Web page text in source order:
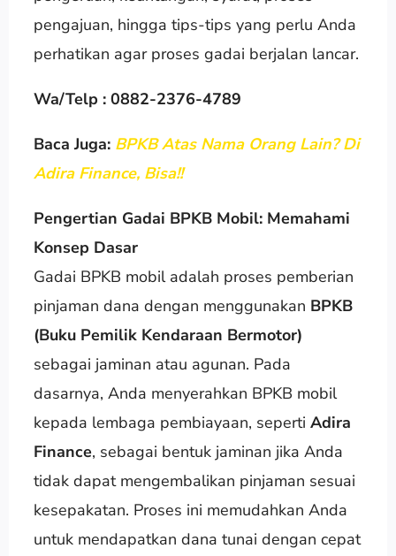
pengajuan, hingga tips-tips yang perlu Anda
perhatikan agar proses gadai berjalan lancar.
Wa/Telp : 0882-2376-4789
Baca Juga: BPKB Atas Nama Orang Lain? Di
Adira Finance, Bisa!!
Pengertian Gadai BPKB Mobil: Memahami
Konsep Dasar
Gadai BPKB mobil adalah proses pemberian
pinjaman dana dengan menggunakan BPKB
(Buku Pemilik Kendaraan Bermotor)
sebagai jaminan atau agunan. Pada
dasarnya, Anda menyerahkan BPKB mobil
kepada lembaga pembiayaan, seperti Adira
Finance, sebagai bentuk jaminan jika Anda
tidak dapat mengembalikan pinjaman sesuai
kesepakatan. Proses ini memudahkan Anda
untuk mendapatkan dana tunai dengan cepat